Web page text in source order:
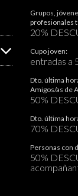
Grupos,
profesionales
20%
Cupo joven:
entradas a
Dto. última
Amigos/as de
50%
Dto. última
70%
Personas con
50%